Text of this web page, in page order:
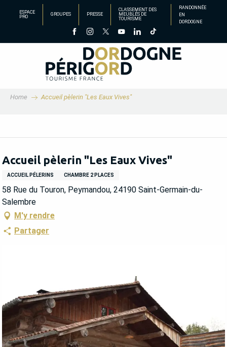
principal
ESPACE
PRO
GROUPES PRESSE
CLASSEMENT DES
MEUBLÉS DE
TOURISME
RANDONNÉE
EN
DORDOGNE
Home Accueil pèlerin "Les Eaux Vives"
Accueil pèlerin "Les Eaux Vives"
ACCUEIL PÉLERINS CHAMBRE 2 PLACES
58 Rue du Touron, Peymandou, 24190 Saint-Germain-du-
Salembre
M'y rendre
Partager